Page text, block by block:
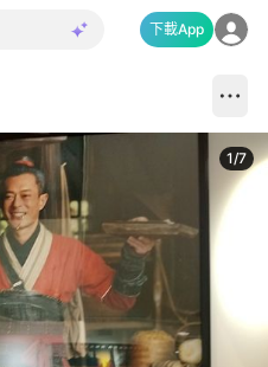
下載App
1/7